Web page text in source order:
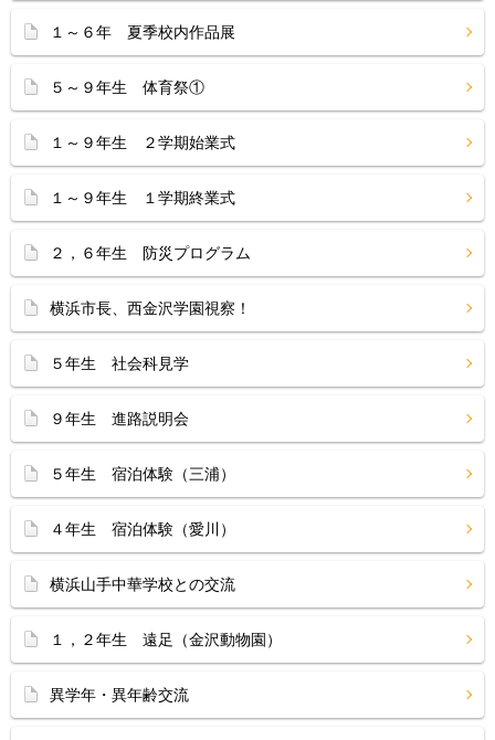
１～６年 夏季校内作品展
５～９年生 体育祭①
１～９年生 ２学期始業式
１～９年生 １学期終業式
２，６年生 防災プログラム
横浜市長、西金沢学園視察！
５年生 社会科見学
９年生 進路説明会
５年生 宿泊体験（三浦）
４年生 宿泊体験（愛川）
横浜山手中華学校との交流
１，２年生 遠足（金沢動物園）
異学年・異年齢交流